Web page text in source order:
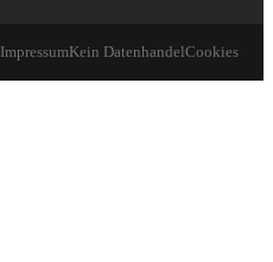
ImpressumKein DatenhandelCookies